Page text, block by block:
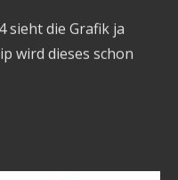
sieht die Grafik ja
wird dieses schon